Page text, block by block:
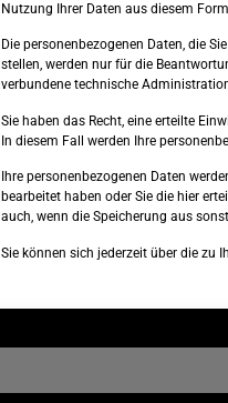
Nutzung Ihrer Daten aus diesem
Die personenbezogenen Daten, die
stellen, werden nur für die
verbundene technische
Sie haben das Recht, eine erteilte
In diesem Fall werden Ihre
Ihre personenbezogenen Daten
bearbeitet haben oder Sie die hier
auch, wenn die Speicherung aus
Sie können sich jederzeit über die zu